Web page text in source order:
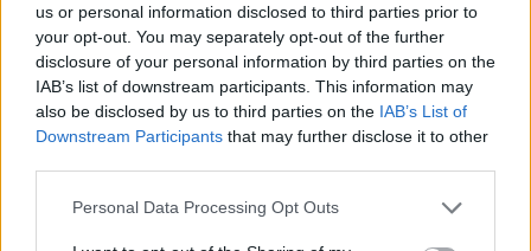
us or personal information disclosed to third parties prior to
your opt-out. You may separately opt-out of the further
disclosure of your personal information by third parties on the
IAB’s list of downstream participants. This information may
also be disclosed by us to third parties on the IAB’s List of
Downstream Participants that may further disclose it to other
Personal Data Processing Opt Outs
Jei Rusija įgyvendintų patį juodžiausią scenarijų ir
užpultų Suvalkų koridorių, siekdama sausuma
sujungti Kaliningradą su Baltarusija, Aljanso atsakas
būtų momentinis ir triuškinantis.